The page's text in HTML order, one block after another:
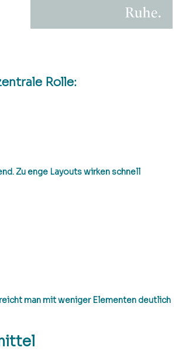
Rolle:
Zu enge Layouts wirken schnell
man mit weniger Elementen deutlich